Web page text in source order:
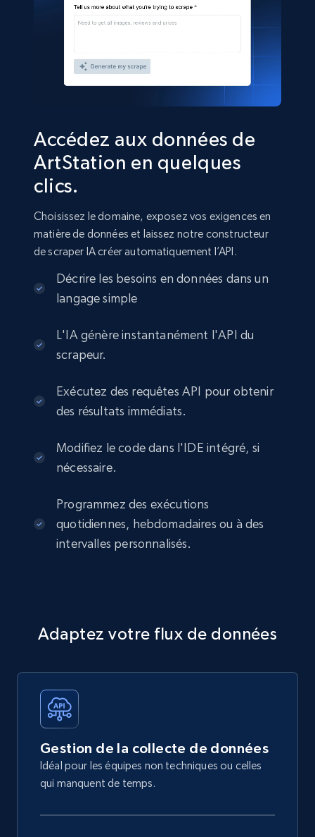
Accédez aux données de
ArtStation en quelques
clics.
Choisissez le domaine, exposez vos exigences en
matière de données et laissez notre constructeur
de scraper IA créer automatiquement l’API.
Décrire les besoins en données dans un
langage simple
L'IA génère instantanément l'API du
scrapeur.
Exécutez des requêtes API pour obtenir
des résultats immédiats.
Modifiez le code dans l'IDE intégré, si
nécessaire.
Programmez des exécutions
quotidiennes, hebdomadaires ou à des
intervalles personnalisés.
Adaptez votre flux de données
Gestion de la collecte de données
Idéal pour les équipes non techniques ou celles
qui manquent de temps.